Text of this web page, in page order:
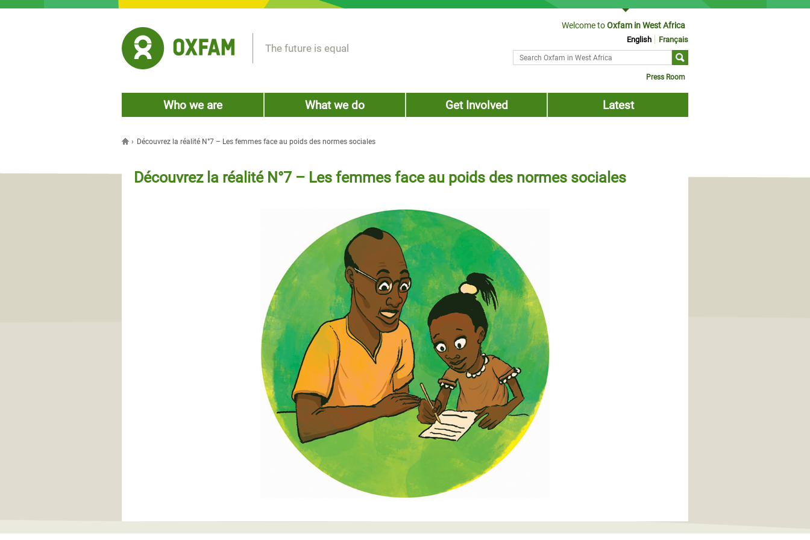
Welcome toOxfam in West Africa
The future is equal
Search
English Français
Press Room
Who we are What we do Get Involved Latest
› Découvrez la réalité N°7 – Les femmes face au poids des normes sociales
Découvrez la réalité N°7 – Les femmes face au poids des normes sociales